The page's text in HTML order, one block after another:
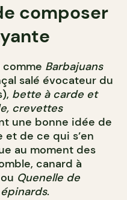
composer
comme Barbajuans
salé évocateur du
bette à carde et
crevettes
une bonne idée de
de ce qui s’en
au moment des
canard à
Quenelle de
.